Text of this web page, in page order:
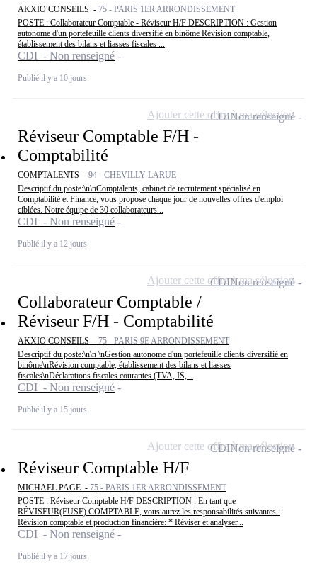
AKXIO CONSEILS - 75 - PARIS 1ER ARRONDISSEMENT
POSTE : Collaborateur Comptable - Réviseur H/F DESCRIPTION : Gestion
autonome d'un portefeuille clients diversifié en binôme Révision comptable,
établissement des bilans et liasses fiscales ...
CDI - Non renseigné
Publié il y a 10 jours
Réviseur Comptable F/H -
Comptabilité
COMPTALENTS - 94 - CHEVILLY-LARUE
Descriptif du poste:\n\nComptalents, cabinet de recrutement spécialisé en
Comptabilité et Finance, vous propose chaque jour de nouvelles offres d'emploi
ciblées. Notre équipe de 30 collaborateurs...
CDI - Non renseigné
Publié il y a 12 jours
CDINon renseigné
Ajouter cette offre à ma sélection
Collaborateur Comptable /
Réviseur F/H - Comptabilité
AKXIO CONSEILS - 75 - PARIS 9E ARRONDISSEMENT
Descriptif du poste:\n\n \nGestion autonome d'un portefeuille clients diversifié en
binôme\nRévision comptable, établissement des bilans et liasses
fiscales\nDéclarations fiscales courantes (TVA, IS,...
CDI - Non renseigné
Publié il y a 15 jours
CDINon renseigné
Ajouter cette offre à ma sélection
Réviseur Comptable H/F
MICHAEL PAGE - 75 - PARIS 1ER ARRONDISSEMENT
POSTE : Réviseur Comptable H/F DESCRIPTION : En tant que
RÉVISEUR(EUSE) COMPTABLE, vous aurez les responsabilités suivantes :
Révision comptable et production financière: * Réviser et analyser...
CDI - Non renseigné
Publié il y a 17 jours
CDINon renseigné
Ajouter cette offre à ma sélection